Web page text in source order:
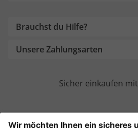
Brauchst du Hilfe?
Unsere Zahlungsarten
Sicher einkaufen mit
Weitere Onlineshops